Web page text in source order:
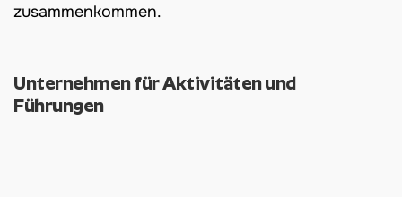
zusammenkommen.
Unternehmen für Aktivitäten und
Führungen